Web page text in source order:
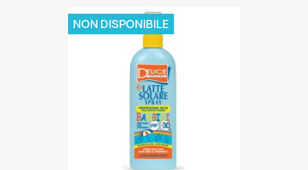
NON DISPONIBILE